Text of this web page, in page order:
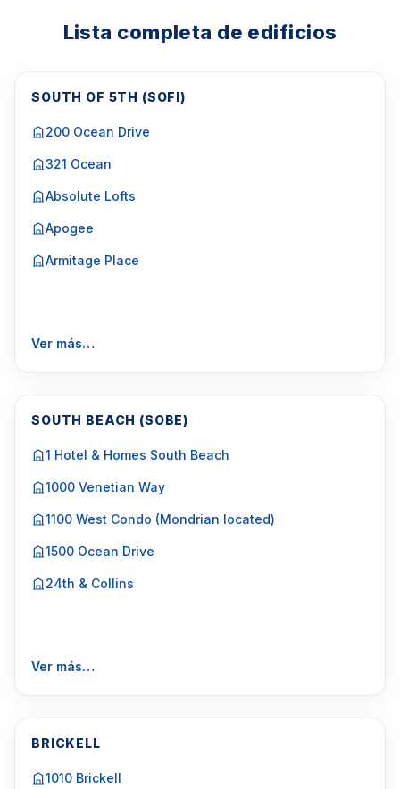
Lista completa de edificios
SOUTH OF 5TH (SOFI)
200 Ocean Drive
321 Ocean
Absolute Lofts
Apogee
Armitage Place
Ver más…
SOUTH BEACH (SOBE)
1 Hotel & Homes South Beach
1000 Venetian Way
1100 West Condo (Mondrian located)
1500 Ocean Drive
24th & Collins
Ver más…
BRICKELL
1010 Brickell